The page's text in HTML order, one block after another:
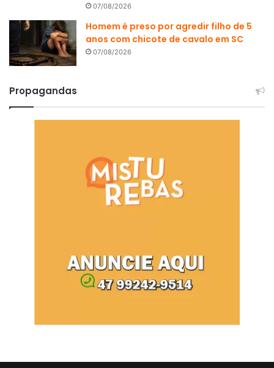
07/08/2026
Homem é preso por agredir filho de 5
anos com chicote de cavalo em SC
07/08/2026
Propagandas